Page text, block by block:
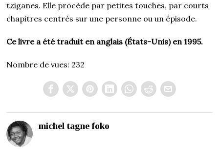
tziganes. Elle procède par petites touches, par courts
chapitres centrés sur une personne ou un épisode.
Ce livre a été traduit en anglais (États-Unis) en 1995.
Nombre de vues: 232
michel tagne foko